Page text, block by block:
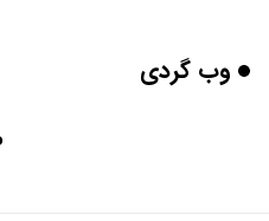
هوش مصنوعی جدید، انسان از آب
وب گردی